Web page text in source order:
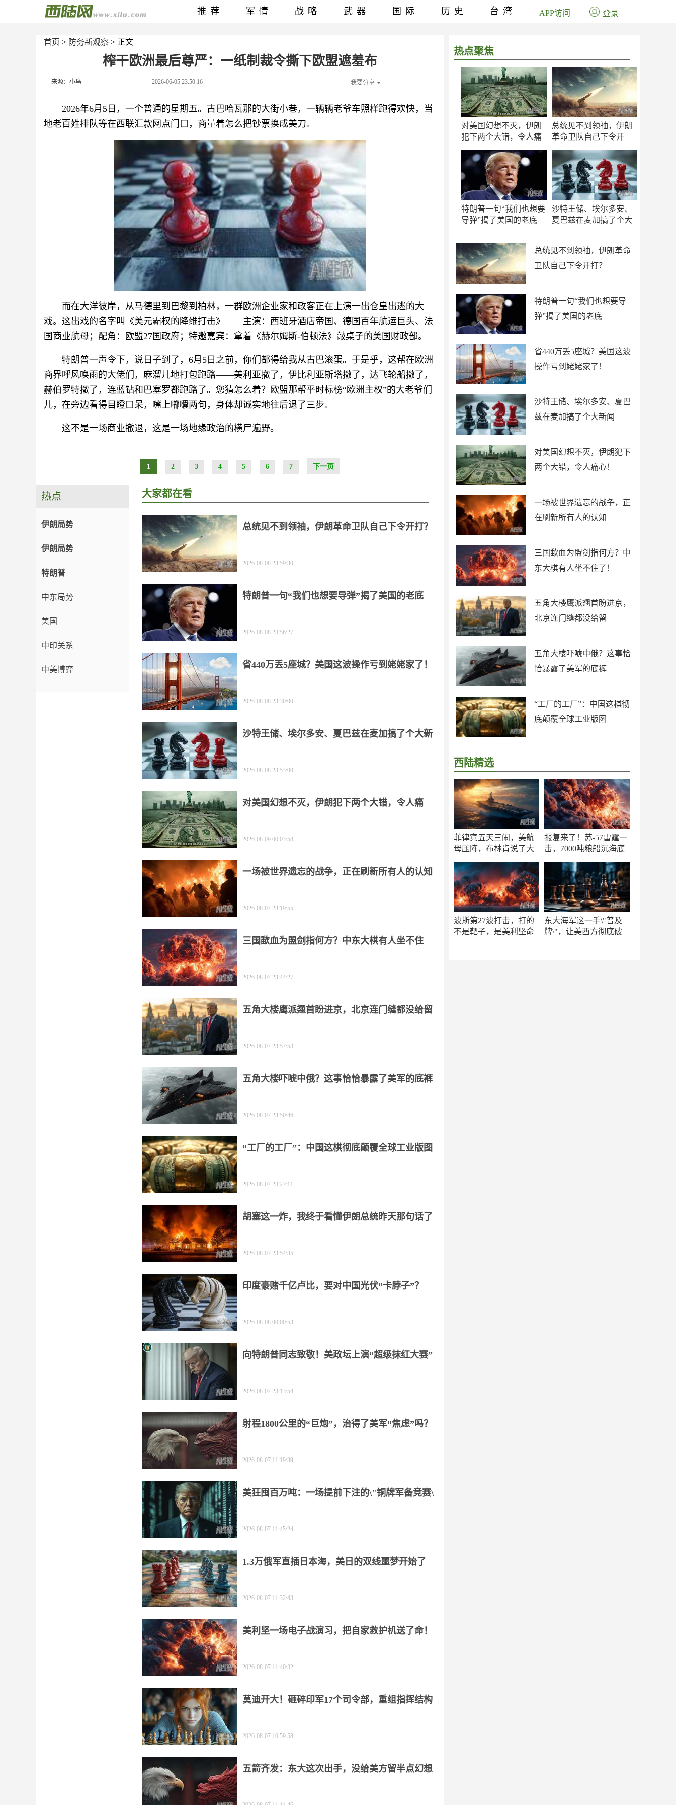
首页 > 防务新观察 > 正文
榨干欧洲最后尊严：一纸制裁令撕下欧盟遮羞布
来源：小鸟 2026-06-05 23:50:16 我要分享
2026年6月5日，一个普通的星期五。古巴哈瓦那的大街小巷，一辆辆老爷车照样跑得欢快，当
地老百姓排队等在西联汇款网点门口，商量着怎么把钞票换成美刀。
而在大洋彼岸，从马德里到巴黎到柏林，一群欧洲企业家和政客正在上演一出仓皇出逃的大
戏。这出戏的名字叫《美元霸权的降维打击》——主演：西班牙酒店帝国、德国百年航运巨头、法
国商业航母；配角：欧盟27国政府；特邀嘉宾：拿着《赫尔姆斯-伯顿法》敲桌子的美国财政部。
特朗普一声令下，说日子到了，6月5日之前，你们都得给我从古巴滚蛋。于是乎，这帮在欧洲
商界呼风唤雨的大佬们，麻溜儿地打包跑路——美利亚撤了，伊比利亚斯塔撤了，达飞轮船撤了，
赫伯罗特撤了，连蓝钻和巴塞罗都跑路了。您猜怎么着？欧盟那帮平时标榜“欧洲主权”的大老爷们
儿，在旁边看得目瞪口呆，嘴上嘟囔两句，身体却诚实地往后退了三步。
这不是一场商业撤退，这是一场地缘政治的横尸遍野。
1 2 3 4 5 6 7 下一页
热点聚焦
对美国幻想不灭，伊朗
犯下两个大错，令人痛
总统见不到领袖，伊朗
革命卫队自己下令开
特朗普一句“我们也想要
导弹”揭了美国的老底
沙特王储、埃尔多安、
夏巴兹在麦加搞了个大
总统见不到领袖，伊朗革命
卫队自己下令开打？
特朗普一句“我们也想要导
弹”揭了美国的老底
省440万丢5座城？美国这波
操作亏到姥姥家了！
沙特王储、埃尔多安、夏巴
兹在麦加搞了个大新闻
对美国幻想不灭，伊朗犯下
两个大错，令人痛心！
一场被世界遗忘的战争，正
在刷新所有人的认知
三国歃血为盟剑指何方？中
东大棋有人坐不住了！
五角大楼鹰派翘首盼进京，
北京连门缝都没给留
五角大楼吓唬中俄？这事恰
恰暴露了美军的底裤
“工厂的工厂”：中国这棋彻
底颠覆全球工业版图
西陆精选
菲律宾五天三闹，美航
母压阵，布林肯说了大
报复来了！苏-57雷霆一
击，7000吨粮船沉海底
波斯第27波打击，打的
不是靶子，是美利坚命
东大海军这一手\"普及
牌\"，让美西方彻底破
推荐 军情 战略 武器 国际 历史 台湾 APP访问 登录
热点
伊朗局势
伊朗局势
特朗普
中东局势
美国
中印关系
中美博弈
大家都在看
总统见不到领袖，伊朗革命卫队自己下令开打？
2026-08-08 23:59:30
特朗普一句“我们也想要导弹”揭了美国的老底
2026-08-08 23:56:27
省440万丢5座城？美国这波操作亏到姥姥家了！
2026-08-08 23:30:00
沙特王储、埃尔多安、夏巴兹在麦加搞了个大新
2026-08-08 23:53:00
对美国幻想不灭，伊朗犯下两个大错，令人痛
2026-08-09 00:03:58
一场被世界遗忘的战争，正在刷新所有人的认知
2026-08-07 23:19:55
三国歃血为盟剑指何方？中东大棋有人坐不住
2026-08-07 23:44:27
五角大楼鹰派翘首盼进京，北京连门缝都没给留
2026-08-07 23:57:53
五角大楼吓唬中俄？这事恰恰暴露了美军的底裤
2026-08-07 23:50:46
“工厂的工厂”：中国这棋彻底颠覆全球工业版图
2026-08-07 23:27:11
胡塞这一炸，我终于看懂伊朗总统昨天那句话了
2026-08-07 23:54:35
印度豪赌千亿卢比，要对中国光伏“卡脖子”？
2026-08-08 00:00:53
向特朗普同志致敬！美政坛上演“超级抹红大赛”
2026-08-07 23:13:54
射程1800公里的“巨炮”，治得了美军“焦虑”吗？
2026-08-07 11:19:39
美狂囤百万吨：一场提前下注的\"铜牌军备竞赛\"
2026-08-07 11:45:24
1.3万俄军直插日本海，美日的双线噩梦开始了
2026-08-07 11:32:43
美利坚一场电子战演习，把自家救护机送了命！
2026-08-07 11:40:32
莫迪开大！砸碎印军17个司令部，重组指挥结构
2026-08-07 10:59:58
五箭齐发：东大这次出手，没给美方留半点幻想